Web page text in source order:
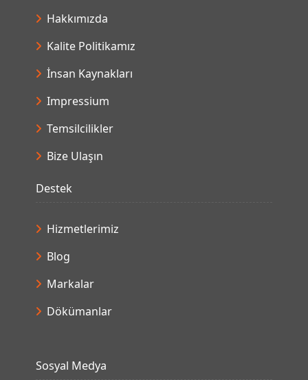
Hakkımızda
Kalite Politikamız
İnsan Kaynakları
Impressium
Temsilcilikler
Bize Ulaşın
Destek
Hizmetlerimiz
Blog
Markalar
Dökümanlar
Sosyal Medya